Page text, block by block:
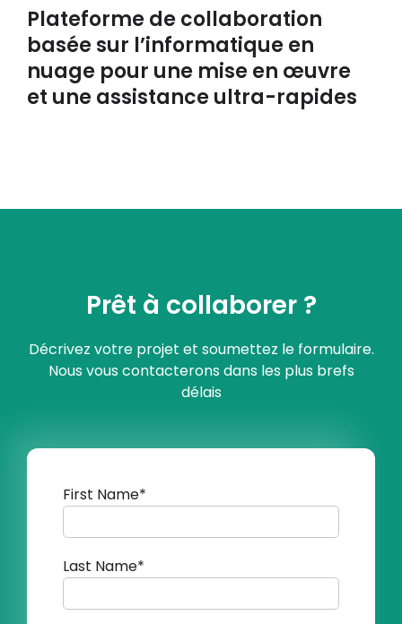
Plateforme de collaboration
basée sur l’informatique en
nuage pour une mise en œuvre
et une assistance ultra-rapides
Prêt à collaborer ?
Décrivez votre projet et soumettez le formulaire.
Nous vous contacterons dans les plus brefs
délais
First Name*
Last Name*